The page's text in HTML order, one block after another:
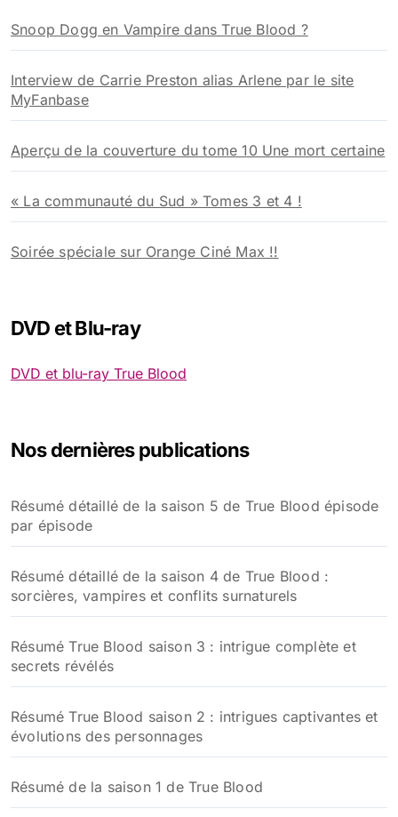
Snoop Dogg en Vampire dans True Blood ?
Interview de Carrie Preston alias Arlene par le site
MyFanbase
Aperçu de la couverture du tome 10 Une mort certaine
« La communauté du Sud » Tomes 3 et 4 !
Soirée spéciale sur Orange Ciné Max !!
DVD et Blu-ray
DVD et blu-ray True Blood
Nos dernières publications
Résumé détaillé de la saison 5 de True Blood épisode
par épisode
Résumé détaillé de la saison 4 de True Blood :
sorcières, vampires et conflits surnaturels
Résumé True Blood saison 3 : intrigue complète et
secrets révélés
Résumé True Blood saison 2 : intrigues captivantes et
évolutions des personnages
Résumé de la saison 1 de True Blood